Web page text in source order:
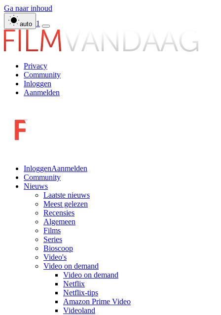
Ga naar inhoud
auto 1
Privacy
Community
Inloggen
Aanmelden
InloggenAanmelden
Community
Nieuws
Laatste nieuws
Meest gelezen
Recensies
Algemeen
Films
Series
Bioscoop
Video's
Video on demand
Video on demand
Netflix
Netflix-tips
Amazon Prime Video
Videoland